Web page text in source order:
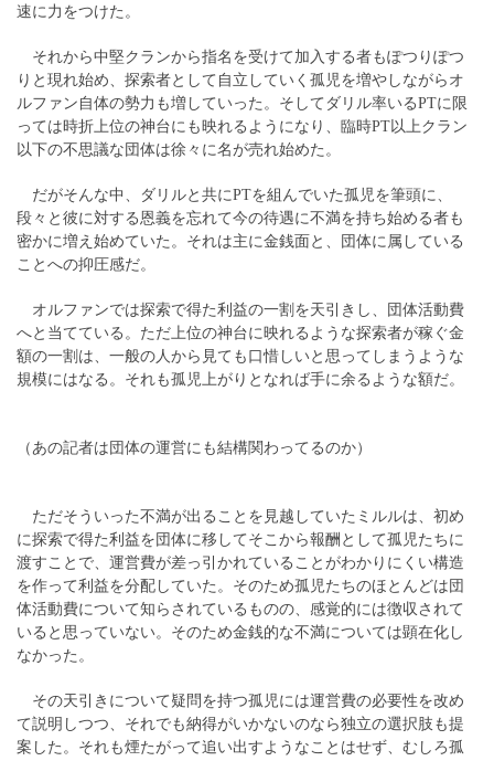
速に力をつけた。
それから中堅クランから指名を受けて加入する者もぽつりぽつ
りと現れ始め、探索者として自立していく孤児を増やしながらオ
ルファン自体の勢力も増していった。そしてダリル率いるPTに限
っては時折上位の神台にも映れるようになり、臨時PT以上クラン
以下の不思議な団体は徐々に名が売れ始めた。
だがそんな中、ダリルと共にPTを組んでいた孤児を筆頭に、
段々と彼に対する恩義を忘れて今の待遇に不満を持ち始める者も
密かに増え始めていた。それは主に金銭面と、団体に属している
ことへの抑圧感だ。
オルファンでは探索で得た利益の一割を天引きし、団体活動費
へと当てている。ただ上位の神台に映れるような探索者が稼ぐ金
額の一割は、一般の人から見ても口惜しいと思ってしまうような
規模にはなる。それも孤児上がりとなれば手に余るような額だ。
（あの記者は団体の運営にも結構関わってるのか）
ただそういった不満が出ることを見越していたミルルは、初め
に探索で得た利益を団体に移してそこから報酬として孤児たちに
渡すことで、運営費が差っ引かれていることがわかりにくい構造
を作って利益を分配していた。そのため孤児たちのほとんどは団
体活動費について知らされているものの、感覚的には徴収されて
いると思っていない。そのため金銭的な不満については顕在化し
なかった。
その天引きについて疑問を持つ孤児には運営費の必要性を改め
て説明しつつ、それでも納得がいかないのなら独立の選択肢も提
案した。それも煙たがって追い出すようなことはせず、むしろ孤